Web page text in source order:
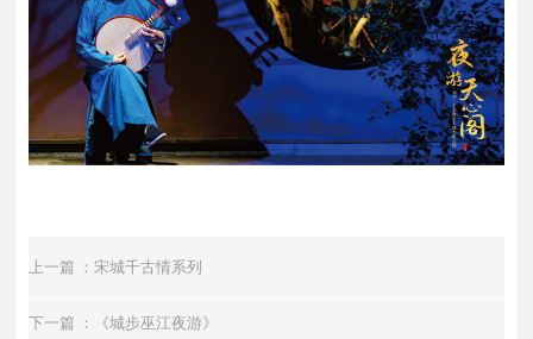
上一篇 ：宋城千古情系列
下一篇 ：《城步巫江夜游》